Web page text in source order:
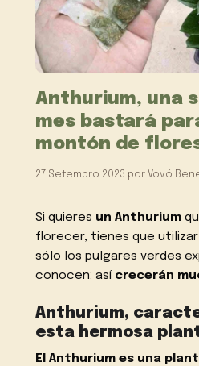
Anthurium, una
mes bastará
montón de
27 Setembro 2023 por Vovó
Si quieres un Anthurium
florecer, tienes que
sólo los pulgares verdes
conocen: así crecerán
Anthurium,
esta hermosa
El Anthurium es una